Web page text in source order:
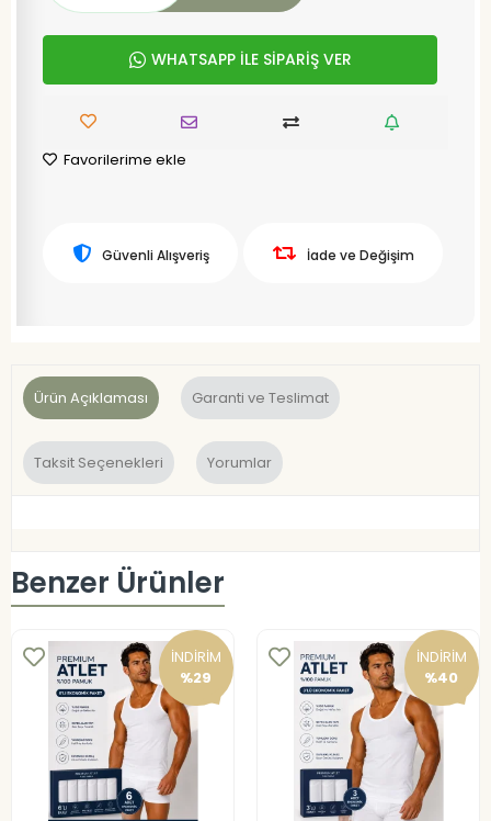
WHATSAPP İLE SİPARİŞ VER
Favorilerime ekle
Güvenli Alışveriş İade ve Değişim
Ürün Açıklaması Garanti ve Teslimat
Taksit Seçenekleri Yorumlar
Benzer Ürünler
İNDİRİM
%29
İNDİRİM
%40